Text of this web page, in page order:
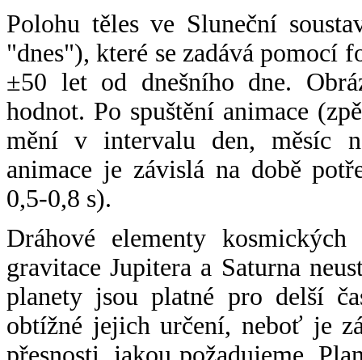
Polohu těles ve Sluneční
"dnes"), které se zadává pomocí
±50 let od dnešního dne.
hodnot. Po spuštění animace
mění v intervalu den, měsíc
animace je závislá na době
0,5-0,8 s).
Dráhové elementy
gravitace Jupitera a Saturna
planety jsou platné pro delší
obtížné jejich určení, neboť je